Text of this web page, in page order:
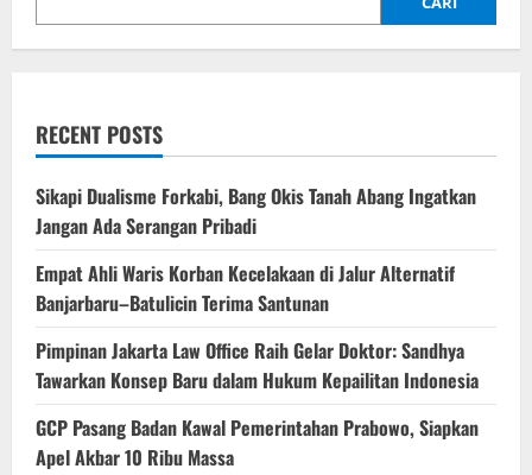
RECENT POSTS
Sikapi Dualisme Forkabi, Bang Okis Tanah Abang Ingatkan
Jangan Ada Serangan Pribadi
Empat Ahli Waris Korban Kecelakaan di Jalur Alternatif
Banjarbaru–Batulicin Terima Santunan
Pimpinan Jakarta Law Office Raih Gelar Doktor: Sandhya
Tawarkan Konsep Baru dalam Hukum Kepailitan Indonesia
‎GCP Pasang Badan Kawal Pemerintahan Prabowo, Siapkan
Apel Akbar 10 Ribu Massa